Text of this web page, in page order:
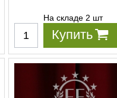
На складе 2 шт
Купить